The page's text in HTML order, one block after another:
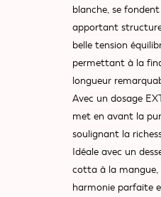
blanche, se
apportant
belle tension
permettant à la
longueur
Avec un dosage
met en avant la
soulignant la
Idéale avec un
cotta à la mangue,
harmonie parfaite